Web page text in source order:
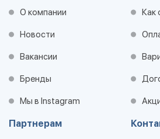
О компании
Новости
Вакансии
Бренды
Мы в Instagram
Как
Партнерам